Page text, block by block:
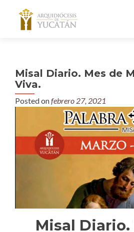
Misal Diario. Mes de
Viva.
Posted onfebrero 27, 2021
Misal Diario.